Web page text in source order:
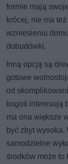
formie mają
krócej, nie ma
wzniesieniu
dobudówki.
Inną opcją są
gotowe
od
kogoś interesują
ma ona większe
być zbyt wysoka.
samodzielne
środków może to